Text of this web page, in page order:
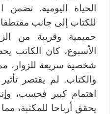
الحياة اليومية.
للكتاب إلى جانب
حميمية وقريبة من
الأسبوع، كان الكاتب
شخصية سريعة للزوار،
والكتاب. لم يقتصر
اهتمام كبير فحسب،
يحقق أرباحا للمكتبة،